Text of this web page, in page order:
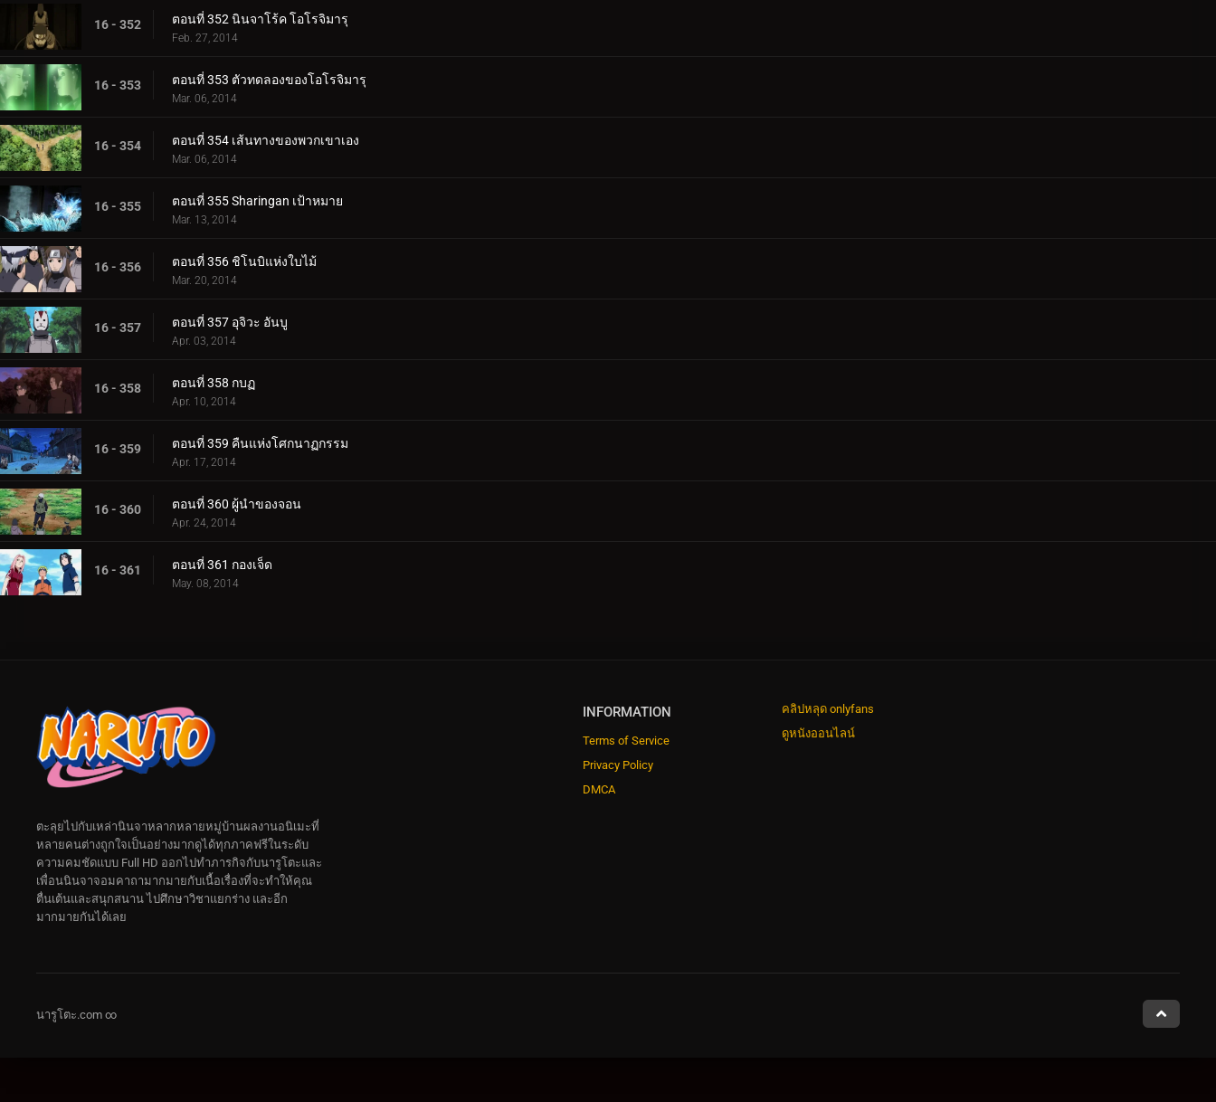
16 - 352 ตอนที่ 352 นินจาโร้ค โอโรจิมารุ
Feb. 27, 2014
16 - 353 ตอนที่ 353 ตัวทดลองของโอโรจิมารุ
Mar. 06, 2014
16 - 354 ตอนที่ 354 เส้นทางของพวกเขาเอง
Mar. 06, 2014
16 - 355 ตอนที่ 355 Sharingan เป้าหมาย
Mar. 13, 2014
16 - 356 ตอนที่ 356 ชิโนบิแห่งใบไม้
Mar. 20, 2014
16 - 357 ตอนที่ 357 อุจิวะ อันบู
Apr. 03, 2014
16 - 358 ตอนที่ 358 กบฏ
Apr. 10, 2014
16 - 359 ตอนที่ 359 คืนแห่งโศกนาฏกรรม
Apr. 17, 2014
16 - 360 ตอนที่ 360 ผู้นำของจอน
Apr. 24, 2014
16 - 361 ตอนที่ 361 กองเจ็ด
May. 08, 2014
INFORMATION
Terms of Service
Privacy Policy
DMCA
คลิปหลุด onlyfans
ดูหนังออนไลน์
ตะลุยไปกับเหล่านินจาหลากหลายหมู่บ้านผลงานอนิเมะที่
หลายคนต่างถูกใจเป็นอย่างมากดูได้ทุกภาคฟรีในระดับ
ความคมชัดแบบ Full HD ออกไปทำภารกิจกับนารูโตะและ
เพื่อนนินจาจอมคาถามากมายกับเนื้อเรื่องที่จะทำให้คุณ
ตื่นเต้นและสนุกสนาน ไปศึกษาวิชาแยกร่าง และอีก
มากมายกันได้เลย
นารูโตะ.com ∞